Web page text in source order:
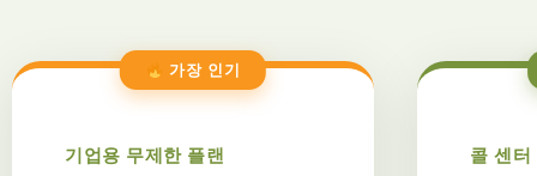
가장 인기
기업용 무제한 플랜 콜 센터